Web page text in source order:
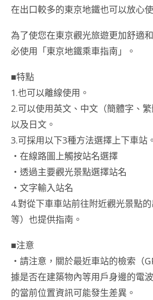
在出口較多的東京地鐵也可以放心
為了使您在東京觀光旅遊更加舒適
必使用「東京地鐵乘車指南」。
■特點
1.也可以離線使用。
2.可以使用英文、中文（簡體字、
以及日文。
3.可採用以下3種方法選擇上下車站。
‧在線路圖上觸按站名選擇
‧透過主要觀光景點選擇站名
‧文字輸入站名
4.對從下車車站前往附近觀光景點
等）也提供指南。
■注意
‧請注意，關於最近車站的檢索（
據是否在建築物內等用戶身邊的電
的當前位置資訊可能發生差異。